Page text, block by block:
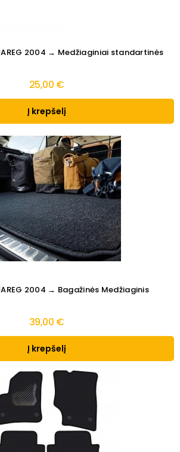
2004 → Medžiaginiai standartinės
25,00 €
Į krepšelį
2004 → Bagažinės Medžiaginis
39,00 €
Į krepšelį